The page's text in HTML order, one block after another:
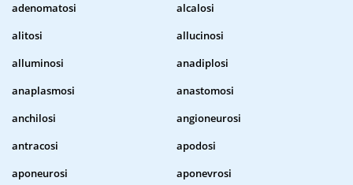
adenomatosi
alcalosi
alitosi
allucinosi
alluminosi
anadiplosi
anaplasmosi
anastomosi
anchilosi
angioneurosi
antracosi
apodosi
aponeurosi
aponevrosi